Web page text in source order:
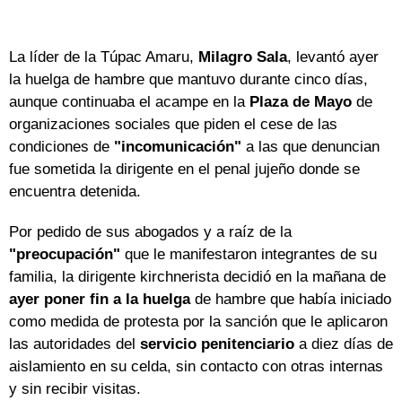
La líder de la Túpac Amaru, Milagro Sala, levantó ayer
la huelga de hambre que mantuvo durante cinco días,
aunque continuaba el acampe en la Plaza de Mayo de
organizaciones sociales que piden el cese de las
condiciones de "incomunicación" a las que denuncian
fue sometida la dirigente en el penal jujeño donde se
encuentra detenida.
Por pedido de sus abogados y a raíz de la
"preocupación" que le manifestaron integrantes de su
familia, la dirigente kirchnerista decidió en la mañana de
ayer poner fin a la huelgade hambre que había iniciado
como medida de protesta por la sanción que le aplicaron
las autoridades del servicio penitenciario a diez días de
aislamiento en su celda, sin contacto con otras internas
y sin recibir visitas.